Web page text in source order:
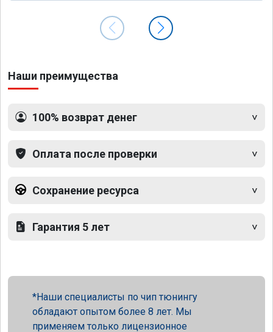
Наши преимущества
100% возврат денег
Оплата после проверки
Сохранение ресурса
Гарантия 5 лет
Наши специалисты по чип тюнингу
обладают опытом более 8 лет. Мы
применяем только лицензионное